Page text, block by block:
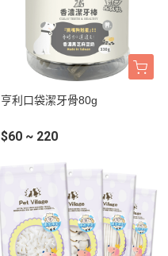
亨利口袋潔牙骨80g
$60 ~ 220